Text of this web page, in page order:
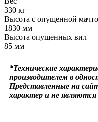
330 кг
Высота с опущенной
1830 мм
Высота опущенных вил
85 мм
*Технические
производителем в
Представленные на
характер и не